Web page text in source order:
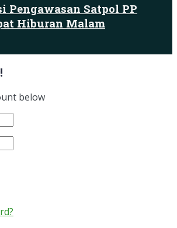
Pengawasan Satpol PP
Hiburan Malam
below